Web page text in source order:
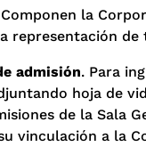
Componen la
representación de
admisión. Para
hoja de
de la Sala
vinculación a la